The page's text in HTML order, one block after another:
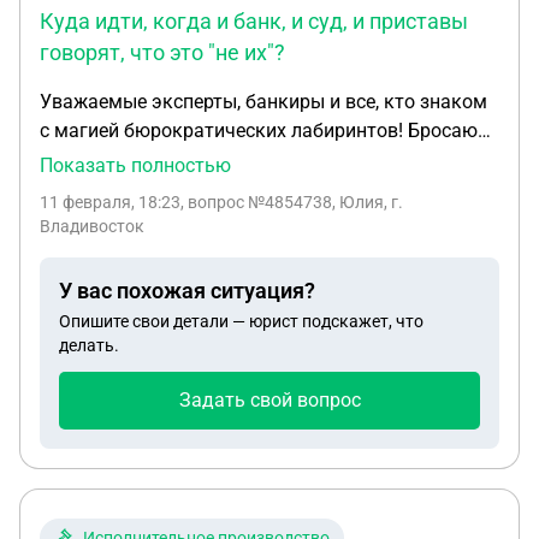
Куда идти, когда и банк, и суд, и приставы
говорят, что это "не их"?
Уважаемые эксперты, банкиры и все, кто знаком
с магией бюрократических лабиринтов! Бросаю
клич о помощи, ибо, кажется, мой банковский
арестовал суд, и он ушел в глубокую медитацию,
уже тянет на сериал с элементами абсурдной
комедии и щепоткой отчаяния. Представьте себе:
вы честно закрываете все обязательства,
вздыхаете с облегчением и строите планы. А
потом оказывается, что где-то в цифровых
финансовая репутация взята в призрачный
Показать полностью
11 февраля, 18:23, вопрос №4854738, Юлия, г.
Владивосток
У вас похожая ситуация?
Опишите свои детали — юрист подскажет, что
делать.
Задать свой вопрос